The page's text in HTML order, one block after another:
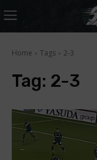
Home Tags 2-3
Tag: 2-3